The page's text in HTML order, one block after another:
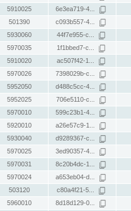
5910025 6e3ea719-4...
501390 c093b557-4...
5930060 44f7e955-c...
5970035 1f1bbed7-c...
5910020 ac507f42-1...
5970026 7398029b-c...
5952050 d488c5cc-4...
5952025 706e5110-c...
5970010 599c23b1-4...
5920010 a26e57c9-1...
5930040 d9289367-c...
5970025 3ed90357-4...
5970031 8c20b4dc-1...
5970024 a653eb04-d...
503120 c80a4f21-5...
5960010 8d18d129-0...